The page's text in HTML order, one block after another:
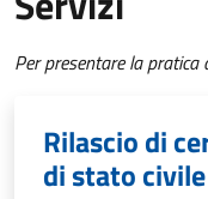
Per presentare la pratica
Rilascio di
di stato civile